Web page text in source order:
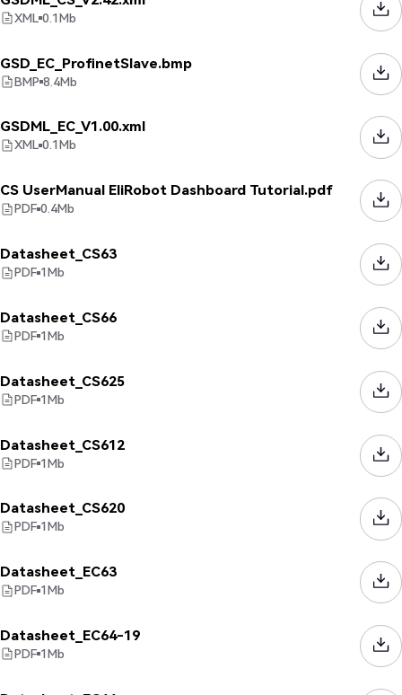
XML 0.1Mb
GSD_EC_ProfinetSlave.bmp
BMP 8.4Mb
GSDML_EC_V1.00.xml
XML 0.1Mb
CS UserManual EliRobot Dashboard Tutorial.pdf
PDF 0.4Mb
Datasheet_CS63
PDF 1Mb
Datasheet_CS66
PDF 1Mb
Datasheet_CS625
PDF 1Mb
Datasheet_CS612
PDF 1Mb
Datasheet_CS620
PDF 1Mb
Datasheet_EC63
PDF 1Mb
Datasheet_EC64-19
PDF 1Mb